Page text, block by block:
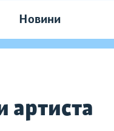
Новини